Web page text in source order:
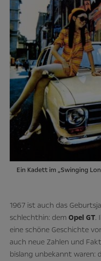
Ein Kadett im „Swinging
1967 ist auch das
schlechthin: dem Opel GT.
eine schöne Geschichte
auch neue Zahlen und
bislang unbekannt waren: